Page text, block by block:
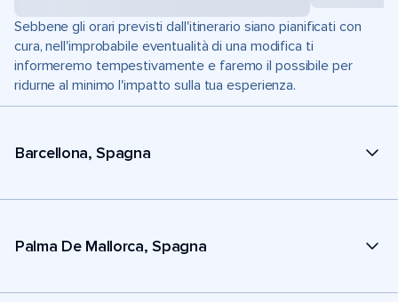
Sebbene gli orari previsti dall'itinerario siano pianificati con
cura, nell'improbabile eventualità di una modifica ti
informeremo tempestivamente e faremo il possibile per
ridurne al minimo l'impatto sulla tua esperienza.
Barcellona, Spagna
Palma De Mallorca, Spagna